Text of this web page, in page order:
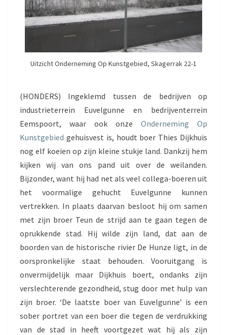
I
L
E
E
N
I
N
G
Uitzicht Onderneming Op Kunstgebied, Skagerrak 22-1
(HONDERS) Ingeklemd tussen de bedrijven op
industrieterrein Euvelgunne en bedrijventerrein
Eemspoort, waar ook onze Onderneming Op
Kunstgebied gehuisvest is, houdt boer Thies Dijkhuis
nog elf koeien op zijn kleine stukje land. Dankzij hem
kijken wij van ons pand uit over de weilanden.
Bijzonder, want hij had net als veel collega-boeren uit
het voormalige gehucht Euvelgunne kunnen
vertrekken. In plaats daarvan besloot hij om samen
met zijn broer Teun de strijd aan te gaan tegen de
oprukkende stad. Hij wilde zijn land, dat aan de
boorden van de historische rivier De Hunze ligt, in de
oorspronkelijke staat behouden. Vooruitgang is
onvermijdelijk maar Dijkhuis boert, ondanks zijn
verslechterende gezondheid, stug door met hulp van
zijn broer. ‘De laatste boer van Euvelgunne’ is een
sober portret van een boer die tegen de verdrukking
van de stad in heeft voortgezet wat hij als zijn